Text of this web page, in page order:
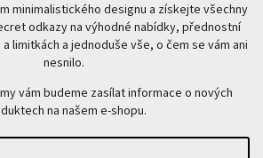
minimalistického designu a získejte všechny
odkazy na výhodné nabídky, přednostní
limitkách a jednoduše vše, o čem se vám ani
nesnilo.
vám budeme zasílat informace o nových
na našem e-shopu.